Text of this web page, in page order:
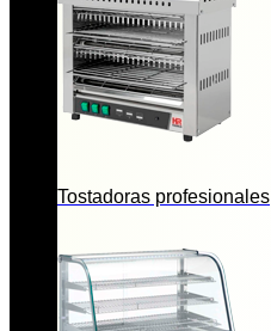
Tostadoras profesionales